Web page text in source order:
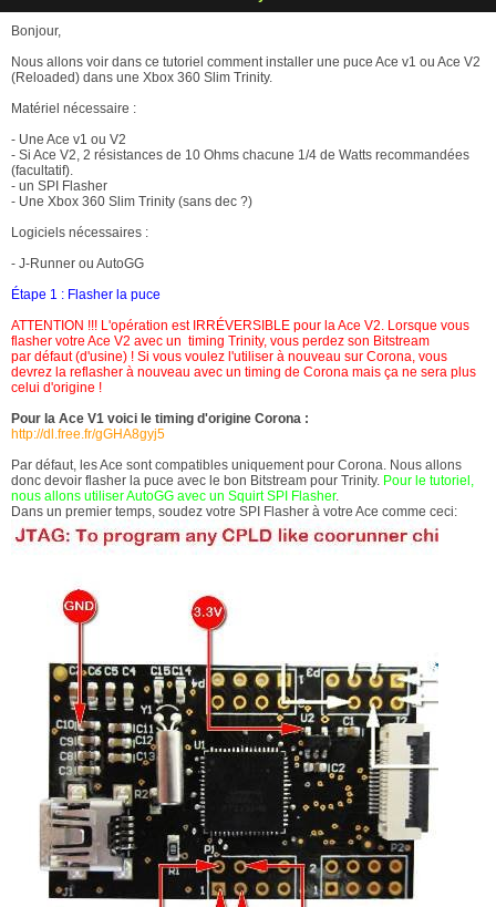
Bonjour,
Nous allons voir dans ce tutoriel comment installer une puce Ace v1 ou Ace V2
(Reloaded) dans une Xbox 360 Slim Trinity.
Matériel nécessaire :
- Une Ace v1 ou V2
- Si Ace V2, 2 résistances de 10 Ohms chacune 1/4 de Watts recommandées
(facultatif).
- un SPI Flasher
- Une Xbox 360 Slim Trinity (sans dec ?)
Logiciels nécessaires :
- J-Runner ou AutoGG
Étape 1 : Flasher la puce
ATTENTION !!! L'opération est IRRÉVERSIBLE pour la Ace V2. Lorsque vous
flasher votre Ace V2 avec un timing Trinity, vous perdez son Bitstream
par défaut (d'usine) ! Si vous voulez l'utiliser à nouveau sur Corona, vous
devrez la reflasher à nouveau avec un timing de Corona mais ça ne sera plus
celui d'origine !
Pour la Ace V1 voici le timing d'origine Corona :
http://dl.free.fr/gGHA8gyj5
Par défaut, les Ace sont compatibles uniquement pour Corona. Nous allons
donc devoir flasher la puce avec le bon Bitstream pour Trinity. Pour le tutoriel,
nous allons utiliser AutoGG avec un Squirt SPI Flasher.
Dans un premier temps, soudez votre SPI Flasher à votre Ace comme ceci: